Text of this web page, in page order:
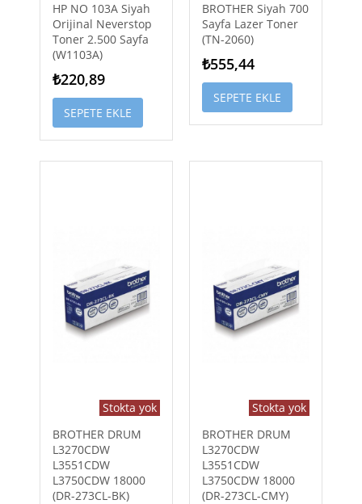
HP NO 103A Siyah
Orijinal Neverstop
Toner 2.500 Sayfa
(W1103A)
₺220,89
SEPETE EKLE
BROTHER Siyah 700
Sayfa Lazer Toner
(TN-2060)
₺555,44
SEPETE EKLE
Stokta yok
BROTHER DRUM
L3270CDW
L3551CDW
L3750CDW 18000
(DR-273CL-BK)
Stokta yok
BROTHER DRUM
L3270CDW
L3551CDW
L3750CDW 18000
(DR-273CL-CMY)